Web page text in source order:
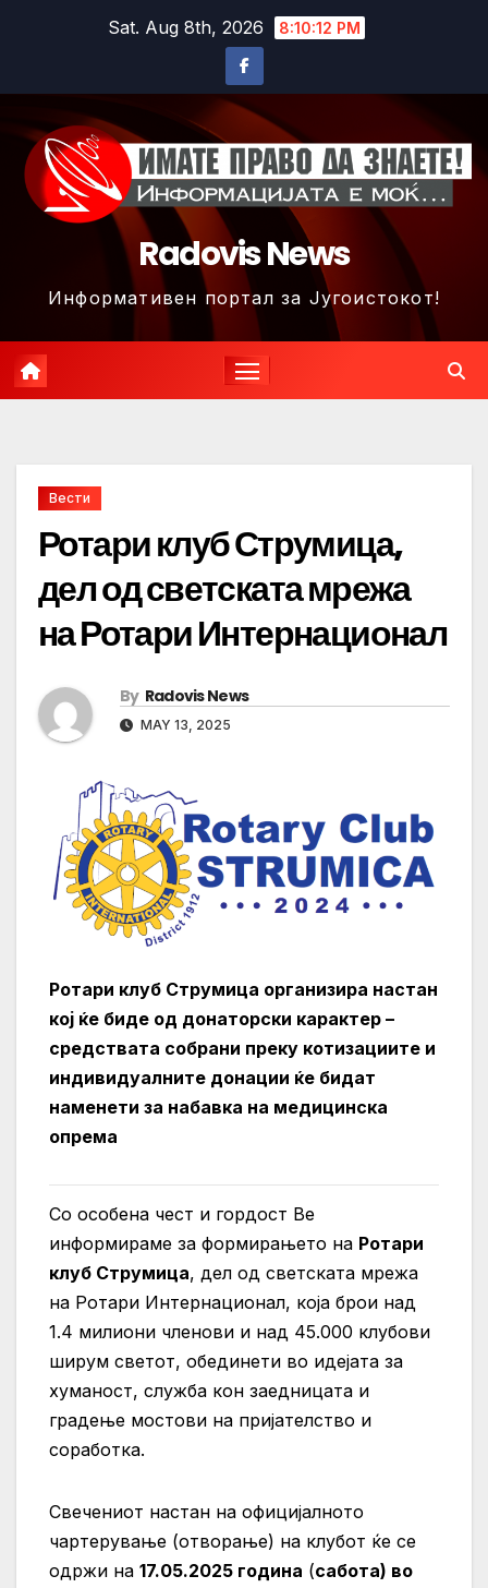
Sat. Aug 8th, 2026 8:10:15 PM
Radovis News
Информативен портал за Југоистокот!
Вести
Ротари клуб Струмица,
дел од светската мрежа
на Ротари Интернационал
By Radovis News
MAY 13, 2025
Ротари клуб Струмица организира настан
кој ќе биде од донаторски карактер –
средствата собрани преку котизациите и
индивидуалните донации ќе бидат
наменети за набавка на медицинска
опрема
Со особена чест и гордост Ве
информираме за формирањето на Ротари
клуб Струмица, дел од светската мрежа
на Ротари Интернационал, која брои над
1.4 милиони членови и над 45.000 клубови
ширум светот, обединети во идејата за
хуманост, служба кон заедницата и
градење мостови на пријателство и
соработка.
Свечениот настан на официјалното
чартерување (отворање) на клубот ќе се
одржи на 17.05.2025 година (сабота) во